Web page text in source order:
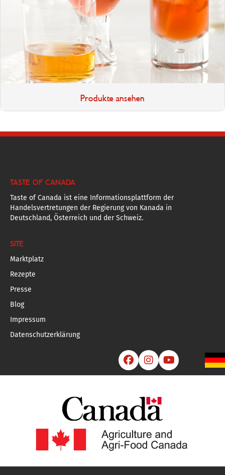
Produkte ansehen
TASTE OF CANADA
Taste of Canada ist eine Informationsplattform der
Handelsvertretungen der Regierung von Kanada in
Deutschland, Österreich und der Schweiz.
SITE
Marktplatz
Rezepte
Presse
Blog
Impressum
Datenschutzerklärung
  